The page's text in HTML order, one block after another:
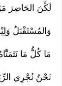
لَكِّنَ الحَاضِرَ
وَالمُسْتَقْبَلُ
مَا كُلُّ مَا
نَحْنُ نُجْرِي